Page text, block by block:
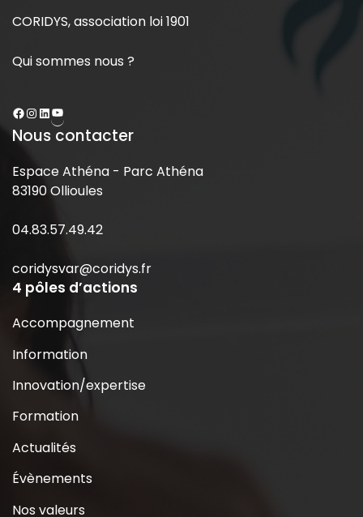
CORIDYS, association loi 1901
Qui sommes nous ?
Nous contacter
Espace Athéna - Parc Athéna
83190 Ollioules
04.83.57.49.42
coridysvar@coridys.fr
4 pôles d’actions
Accompagnement
Information
Innovation/expertise
Formation
Actualités
Évènements
Nos valeurs